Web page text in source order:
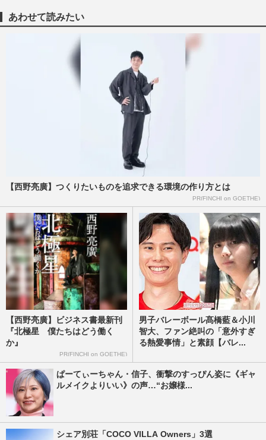
の苦戦が続くなか、有村架純ヒロインの
『ひよっこ』再放送決定に“歓…
週刊女性PRIME
伊藤沙莉『虎に翼』で新・朝ドラヒロイン
に抜擢！まさかのオファーに「ご褒美」撮
影の中で抱く葛藤やヒロイ…
週刊女性2024年4月16日号
朝ドラ歴代ナレーション8選！低音イケボ
に名フレーズ「この声で毎朝起こされた
週刊女性2021年11月30日・12月7日号 2021/12/2
磯村勇斗、地元民が明かす“衝撃秘話” 高
校時代に演じた55歳女性との「体当たりキ
ス」
週刊女性2020年12月22日号 2020/12/11
あわせて読みたい
【西野亮廣】つくりたいものを追求できる環境の作り方とは
PR(FINCHI on GOETHE)
【西野亮廣】ビジネス書最新刊
『北極星 僕たちはどう働く
か』
PR(FINCHI on GOETHE)
男子バレーボール髙橋藍＆小川
智大、ファン絶叫の「意外すぎ
る熱愛事情」と素顔【バレ...
ぱーてぃーちゃん・信子、衝撃のすっぴん姿に《ギャ
ルメイクよりいい》の声…“お嬢様...
シェア別荘「COCO VILLA Owners」3選